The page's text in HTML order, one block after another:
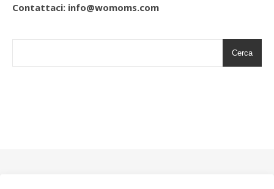
Contattaci: info@womoms.com
Cerca